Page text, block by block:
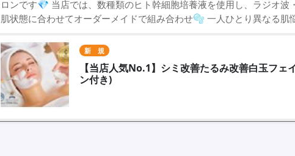
ロンです💎 当店では、数種類のヒト幹細胞培養液を使用し、ラジオ
肌状態に合わせてオーダーメイドで組み合わせ🫧 一人ひとり異なる
新 規
【当店人気No.1】シミ改善たるみ改善白玉フェ
ン付き)